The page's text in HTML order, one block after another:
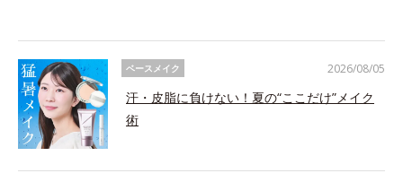
ベースメイク
汗・皮脂に負けない！夏の“ここだけ”メイク
術
2026/08/05